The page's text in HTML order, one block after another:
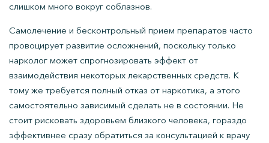
слишком много вокруг соблазнов.
Самолечение и бесконтрольный прием препаратов часто
провоцирует развитие осложнений, поскольку только
нарколог может спрогнозировать эффект от
взаимодействия некоторых лекарственных средств. К
тому же требуется полный отказ от наркотика, а этого
самостоятельно зависимый сделать не в состоянии. Не
стоит рисковать здоровьем близкого человека, гораздо
эффективнее сразу обратиться за консультацией к врачу